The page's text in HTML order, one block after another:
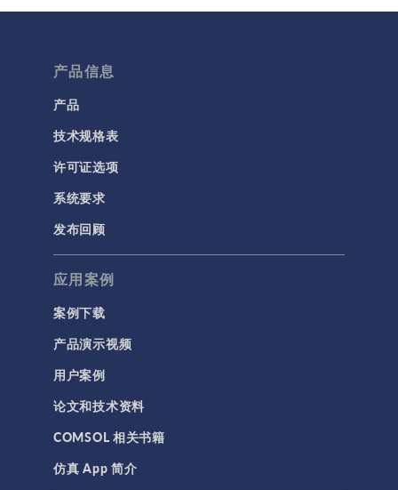
多孔介质流动
流体流动颗粒跟踪
电磁学
RF 与微波工程
低频电磁学
半导体器件
带电粒子追踪
波动光学
等离子体物理
科学新闻
结构 & 声学
MEMS & 压电器件
声学与振动
产品信息
产品
技术规格表
许可证选项
系统要求
发布回顾
应用案例
案例下载
产品演示视频
用户案例
论文和技术资料
COMSOL 相关书籍
仿真 App 简介